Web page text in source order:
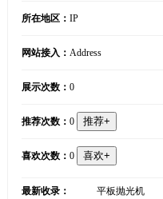
所在地区： IP
网站接入： Address
展示次数： 0
推荐次数： 0
喜欢次数： 0
最新收录： 平板抛光机